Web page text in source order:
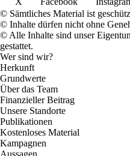
© Sämtliches Material ist
© Inhalte dürfen nicht ohne
© Alle Inhalte sind unser
gestattet.
Wer sind wir?
Herkunft
Grundwerte
Über das Team
Finanzieller Beitrag
Unsere Standorte
Publikationen
Kostenloses Material
Kampagnen